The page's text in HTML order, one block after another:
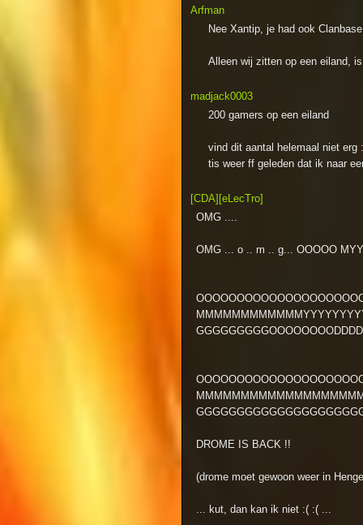
Arfman
Nee Xantip, je had ook
Alleen wij zitten op een eiland,
madjack0003
200 gamers op een eiland
vind dit aantal helemaal niet erg
tis weer ff geleden dat ik naar
[CDA][eLecTro]
OMG ....
OMG ... o .. m .. g... OOOOO
DROME IS BACK !!
(drome moet gewoon weer in
... kut, dan kan ik niet :( :( ...